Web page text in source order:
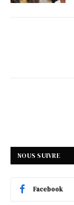
NOUS SUIVRE
Facebook